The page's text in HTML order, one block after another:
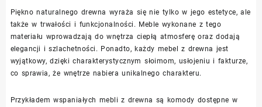
Piękno naturalnego drewna wyraża się nie tylko w jego estetyce, ale
także w trwałości i funkcjonalności. Meble wykonane z tego
materiału wprowadzają do wnętrza ciepłą atmosferę oraz dodają
elegancji i szlachetności. Ponadto, każdy mebel z drewna jest
wyjątkowy, dzięki charakterystycznym słoimom, usłojeniu i fakturze,
co sprawia, że wnętrze nabiera unikalnego charakteru.
Przykładem wspaniałych mebli z drewna są komody dostępne w